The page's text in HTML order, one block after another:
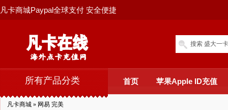
凡卡商城Paypal全球支付 安全便捷
搜索 盛大一
所有产品分类 首页 苹果Apple ID充值
凡卡商城 » 网易 完美